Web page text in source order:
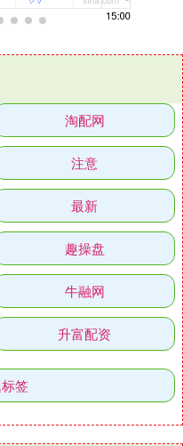
淘配网
注意
最新
趣操盘
牛融网
升富配资
签